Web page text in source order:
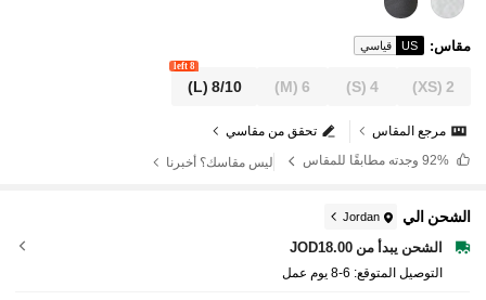
مقاس:
US قياسي
2
(XS)
4
(S)
6
(M)
8/10
(L)
8 left
تحقق من مقاسي
مرجع المقاس
وجدته مطابقًا للمقاس ليس مقاسك؟ أخبرنا
الشحن الي Jordan
الشحن يبدأ من JOD18.00
التوصيل المتوقع: 6-8 يوم عمل